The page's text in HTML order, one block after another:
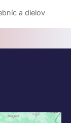
a dielov